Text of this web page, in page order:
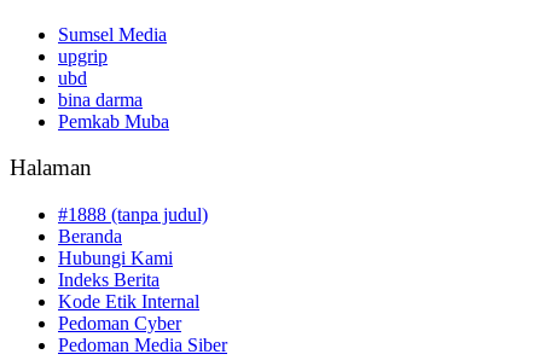
Sumsel Media
upgrip
ubd
bina darma
Pemkab Muba
Halaman
#1888 (tanpa judul)
Beranda
Hubungi Kami
Indeks Berita
Kode Etik Internal
Pedoman Cyber
Pedoman Media Siber